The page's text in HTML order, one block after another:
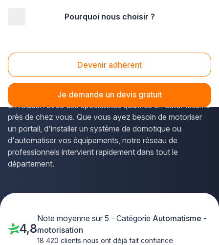
Pourquoi nous choisir ?
Devenir adhérent
Je demande un devis gratuit
Automatisme Yonne (89)
Vous recherchez uneentreprise d'automatisation
fiable dans l'Yonne? La solution Plus que pro vous met
en relation avec des spécialistes qualifiés en automatisme
près de chez vous. Que vous ayez besoin de motoriser
un portail, d'installer un système de domotique ou
d'automatiser vos équipements, notre réseau de
professionnels intervient rapidement dans tout le
département.
4,8
Note moyenne sur 5 - Catégorie Automatisme -
motorisation
18 420 clients nous ont déjà fait confiance